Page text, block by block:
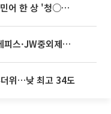
'2TV 생생정보' 오늘방송맛집- 민어 한 상 '청○○○' vs 전복 한 상 '명○'
[오늘의 주요공시] 삼성바이오에피스·JW중외제약·한미반도체·SK바이오사이언스 등
위…낮 최고 34도